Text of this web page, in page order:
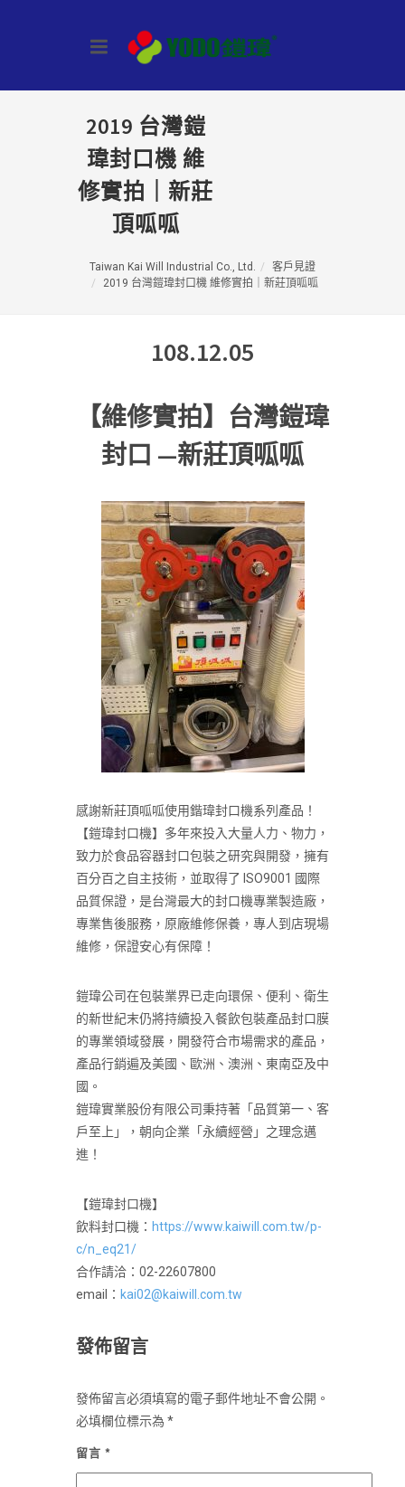
2019 台灣鎧
瑋封口機 維
修實拍｜新莊
頂呱呱
Taiwan Kai Will Industrial Co., Ltd.
客戶見證
2019 台灣鎧瑋封口機 維修實拍｜新莊頂呱呱
108.12.05
【維修實拍】台灣鎧瑋
封口 —新莊頂呱呱
感謝新莊頂呱呱使用鍇瑋封口機系列產品！
【鎧瑋封口機】多年來投入大量人力、物力，
致力於食品容器封口包裝之研究與開發，擁有
百分百之自主技術，並取得了 ISO9001 國際
品質保證，是台灣最大的封口機專業製造廠，
專業售後服務，原廠維修保養，專人到店現場
維修，保證安心有保障！
鎧瑋公司在包裝業界已走向環保、便利、衛生
的新世紀末仍將持續投入餐飲包裝產品封口膜
的專業領域發展，開發符合市場需求的產品，
產品行銷遍及美國、歐洲、澳洲、東南亞及中
國。
鎧瑋實業股份有限公司秉持著「品質第一、客
戶至上」，朝向企業「永續經營」之理念邁
進！
【鎧瑋封口機】
飲料封口機： https://www.kaiwill.com.tw/p-
c/n_eq21/
合作請洽：02-22607800
email： kai02@kaiwill.com.tw
發佈留言
發佈留言必須填寫的電子郵件地址不會公開。
必填欄位標示為 *
留言 *